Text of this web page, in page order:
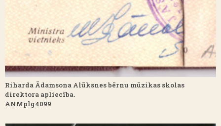
Riharda Ādamsona Alūksnes bērnu mūzikas skolas
direktora apliecība.
ANMplg4099